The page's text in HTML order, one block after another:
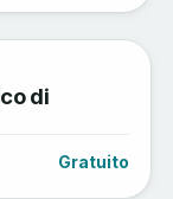
di
Gratuito